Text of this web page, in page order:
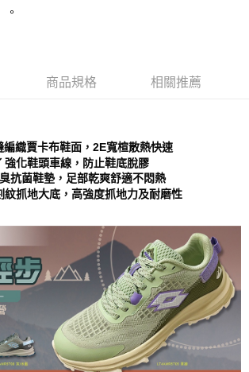
AFTEE先享後付」後，將跳轉至「AFTEE先享後付」
成當下不需立刻繳費，但若您需要取消訂單，請聯絡
netprotections.freshdesk.com/support/home
份有限公司提供之「AFTEE先享後付」服務完成之交
事宜，請瀏覽以下網址：
事先徵得法定代理人或監護人之同意方可使用
若未經同意申辦者引起之損失，本公司不負相關責
享後付」時，將依據個別帳號之用戶狀況，依本公司即
額度；若仍有額度不足之情形，本公司將視審查結果
。
帳號或使用他人資訊註冊。若發現惡意使用之情形，
將有權停止該用戶之使用額度並採取法律行動。
含以上)免運費
含以上)免運費
查看運費
。
商品規格 相關推薦
織賈卡布鞋面，2E寬楦散熱快速
強化鞋頭車線，防止鞋底脫膠
抗菌鞋墊，足部乾爽舒適不悶熱
紋抓地大底，高強度抓地力及耐磨性